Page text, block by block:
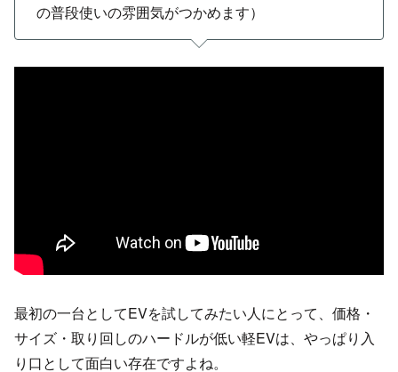
の普段使いの雰囲気がつかめます）
最初の一台としてEVを試してみたい人にとって、価格・
サイズ・取り回しのハードルが低い軽EVは、やっぱり入
り口として面白い存在ですよね。